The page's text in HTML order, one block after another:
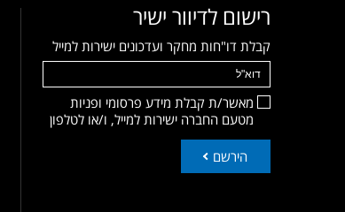
רישום לדיוור ישיר
קבלת דו"חות מחקר ועדכונים ישירות למייל
מאשר/ת קבלת מידע פרסומי ופניות
מטעם החברה ישירות למייל, ו/או לטלפון
הירשם